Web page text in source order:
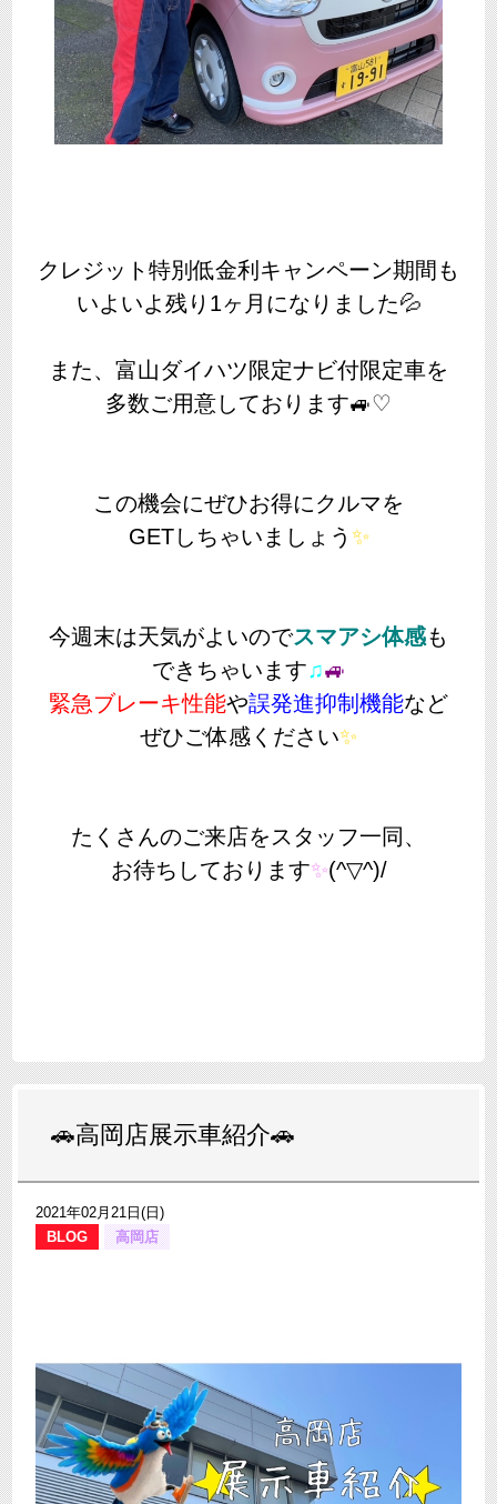
クレジット特別低金利キャンペーン期間も
いよいよ残り1ヶ月になりました💦
また、富山ダイハツ限定ナビ付限定車を
多数ご用意しております🚙♡
この機会にぜひお得にクルマを
GETしちゃいましょう ✨
今週末は天気がよいのでスマアシ体感も
できちゃいます♫🚙
緊急ブレーキ性能や誤発進抑制機能など
ぜひご体感ください✨
たくさんのご来店をスタッフ一同、
お待ちしております✨(^▽^)/
🚗高岡店展示車紹介🚗
2021年02月21日(日)
BLOG
高岡店